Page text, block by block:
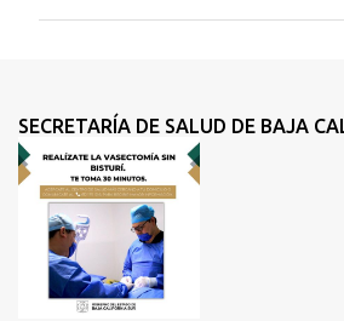
t
a
r
o
SECRETARÍA DE SALUD DE BAJA